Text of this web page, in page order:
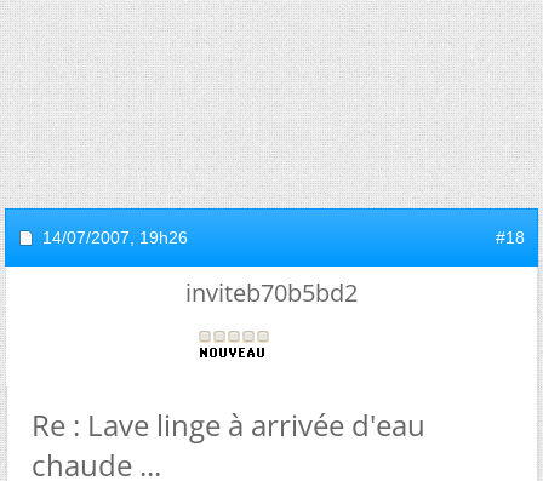
14/07/2007, 19h26 #18
inviteb70b5bd2
Re : Lave linge à arrivée d'eau
chaude ...